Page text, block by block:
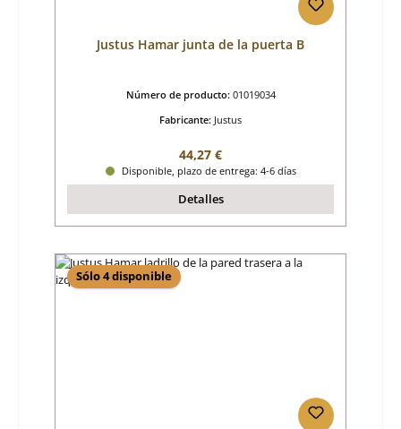
Justus Hamar junta de la puerta B
Número de producto: 01019034
Fabricante: Justus
Precio normal:
44,27 €
Disponible, plazo de entrega: 4-6 días
Detalles
Sólo 4 disponible